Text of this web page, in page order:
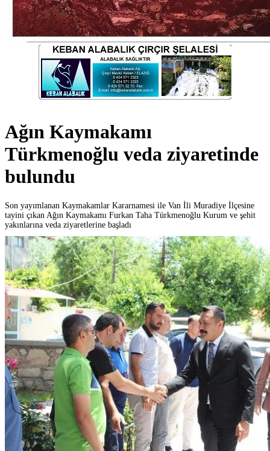
Ağın Kaymakamı
Türkmenoğlu veda ziyaretinde
bulundu
Son yayımlanan Kaymakamlar Kararnamesi ile Van İli Muradiye İlçesine
tayini çıkan Ağın Kaymakamı Furkan Taha Türkmenoğlu Kurum ve şehit
yakınlarına veda ziyaretlerine başladı